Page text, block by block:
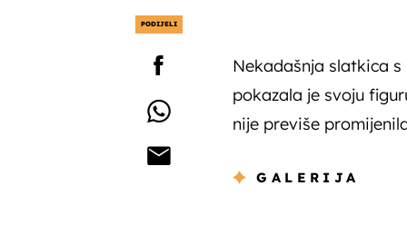
PODIJELI
Nekadašnja slatkica
pokazala je svoju
nije previše
GALERIJA